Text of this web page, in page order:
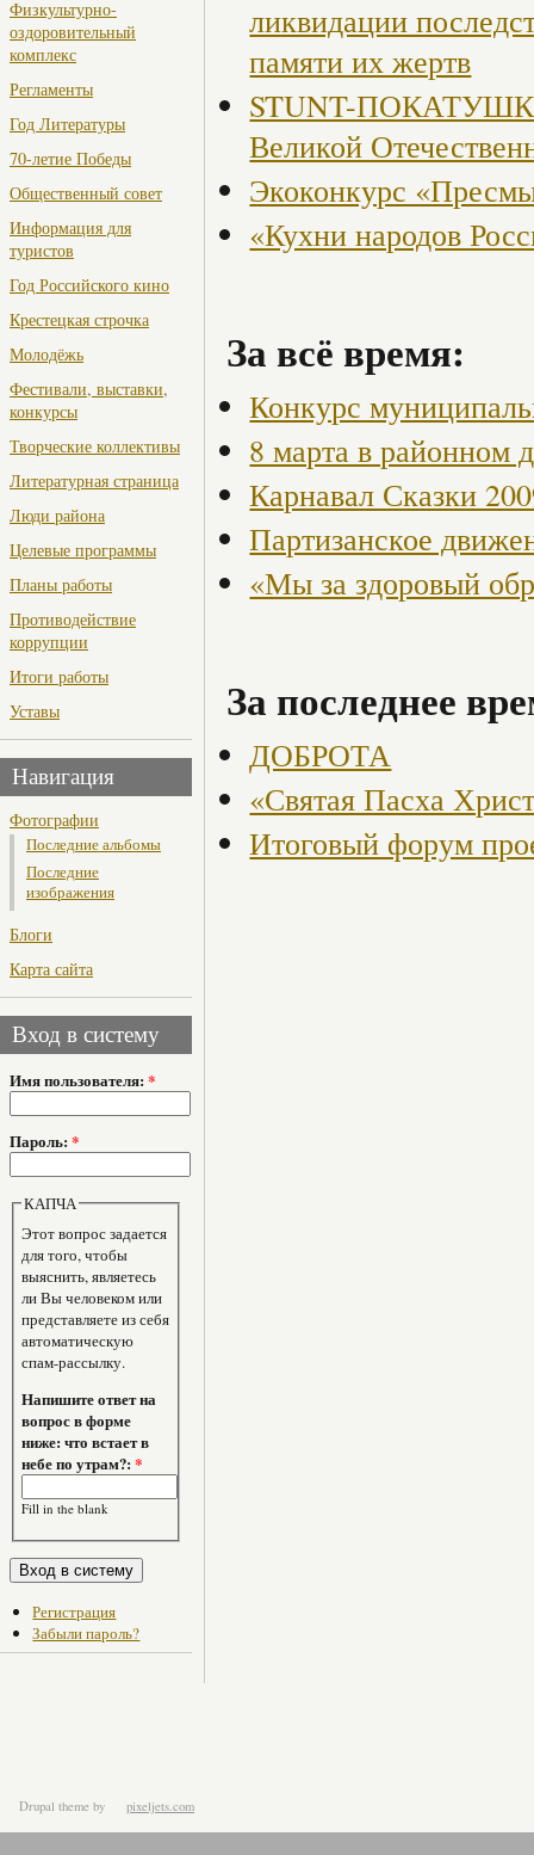
Физкультурно-
оздоровительный
комплекс
Регламенты
Год Литературы
70-летие Победы
Общественный совет
Информация для
туристов
Год Российского кино
Крестецкая строчка
Молодёжь
Фестивали, выставки,
конкурсы
Творческие коллективы
Литературная страница
Люди района
Целевые программы
Планы работы
Противодействие
коррупции
Итоги работы
Уставы
Навигация
Фотографии
Последние альбомы
Последние
изображения
Блоги
Карта сайта
Вход в систему
Имя пользователя: *
Пароль: *
КАПЧА
Этот вопрос задается
для того, чтобы
выяснить, являетесь
ли Вы человеком или
представляете из себя
автоматическую
спам-рассылку.
Напишите ответ на
вопрос в форме
ниже: что встает в
небе по утрам?:*
Fill in the blank
Регистрация
Забыли пароль?
ликвидации
памяти их жертв
STUNT-
Великой
Экоконкурс
«Кухни народов
За всё время:
Конкурс
8 марта в районном
Карнавал Сказки
Партизанское
«Мы за здоровый
За последнее
ДОБРОТА
«Святая Пасха
Итоговый форум
Drupal theme by pixeljets.com